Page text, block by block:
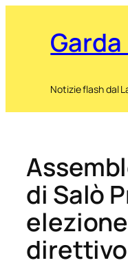
Notizie flash dal
di Salò
direttivo